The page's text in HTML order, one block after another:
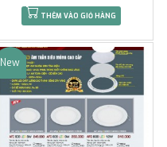
THÊM VÀO GIỎ HÀNG
Sale
New